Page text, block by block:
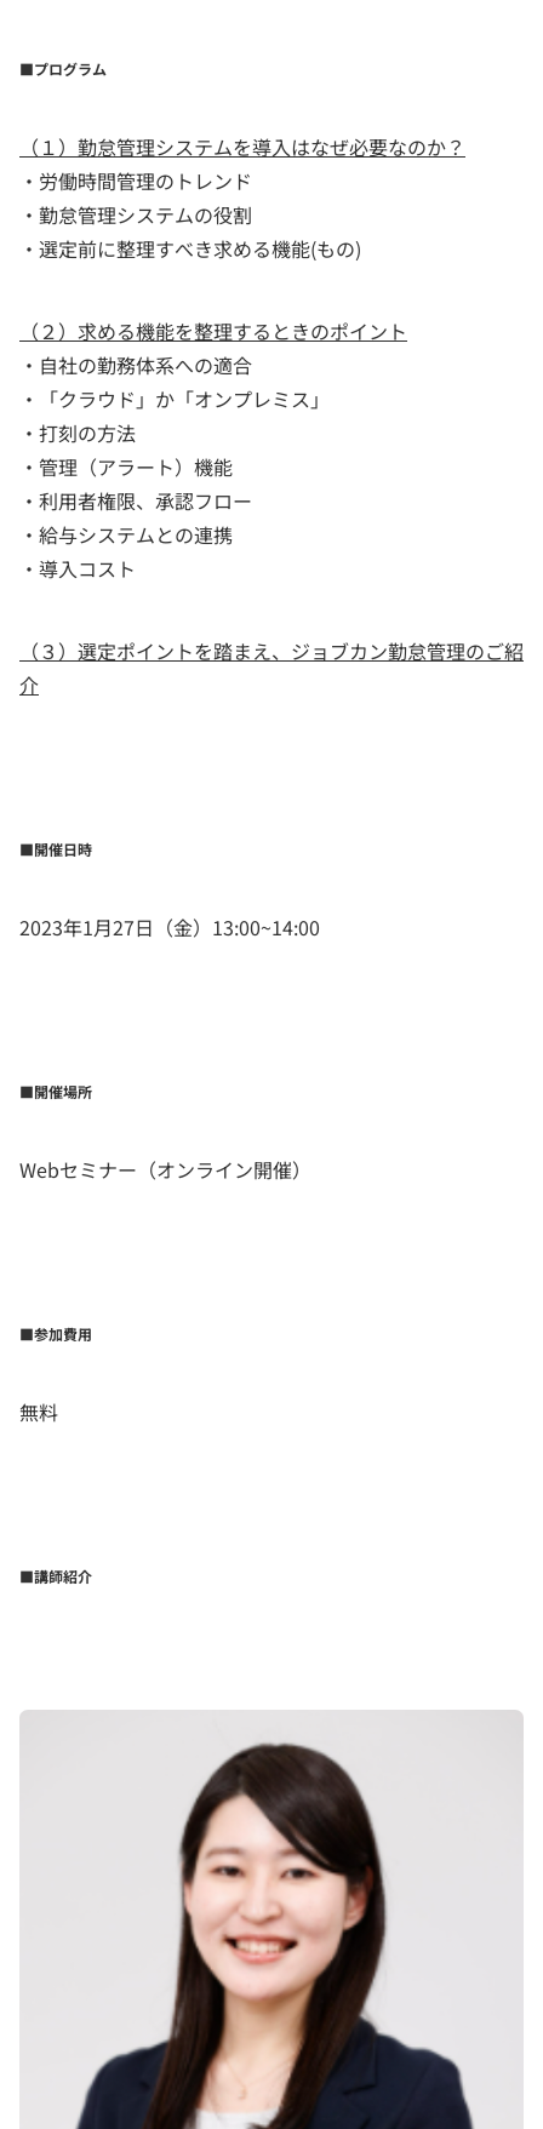
■プログラム
（１）勤怠管理システムを導入はなぜ必要なのか？
・労働時間管理のトレンド
・勤怠管理システムの役割
・選定前に整理すべき求める機能(もの)
（２）求める機能を整理するときのポイント
・自社の勤務体系への適合
・「クラウド」か「オンプレミス」
・打刻の方法
・管理（アラート）機能
・利用者権限、承認フロー
・給与システムとの連携
・導入コスト
（３）選定ポイントを踏まえ、ジョブカン勤怠管理のご紹
介
■開催日時
2023年1月27日（金）13:00~14:00
■開催場所
Webセミナー（オンライン開催）
■参加費用
無料
■講師紹介